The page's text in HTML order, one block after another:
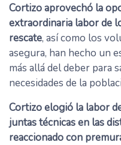
Cortizo aprovechó la
extraordinaria labor de
rescate, así como los
asegura, han hecho un
más allá del deber para
necesidades de la
Cortizo elogió la labor
juntas técnicas en las
reaccionado con